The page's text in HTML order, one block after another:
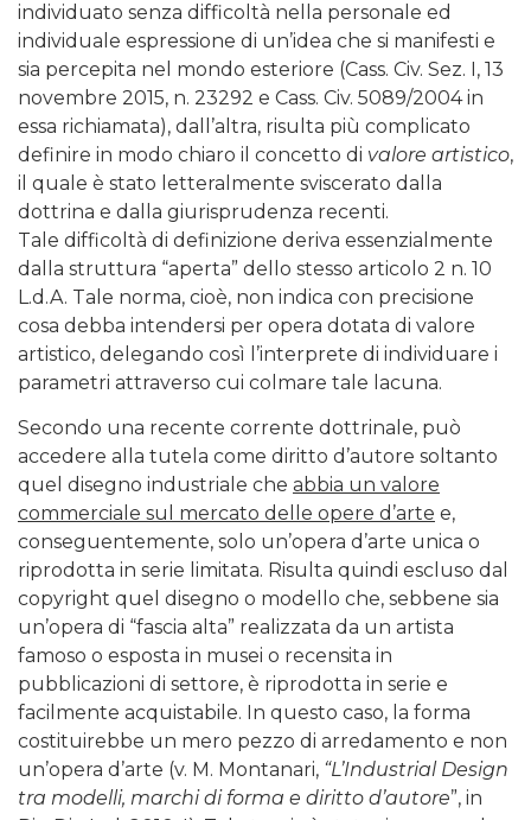
individuato senza difficoltà nella personale ed
individuale espressione di un’idea che si manifesti e
sia percepita nel mondo esteriore (Cass. Civ. Sez. I, 13
novembre 2015, n. 23292 e Cass. Civ. 5089/2004 in
essa richiamata), dall’altra, risulta più complicato
definire in modo chiaro il concetto di valore artistico,
il quale è stato letteralmente sviscerato dalla
dottrina e dalla giurisprudenza recenti.
Tale difficoltà di definizione deriva essenzialmente
dalla struttura “aperta” dello stesso articolo 2 n. 10
L.d.A. Tale norma, cioè, non indica con precisione
cosa debba intendersi per opera dotata di valore
artistico, delegando così l’interprete di individuare i
parametri attraverso cui colmare tale lacuna.
Secondo una recente corrente dottrinale, può
accedere alla tutela come diritto d’autore soltanto
quel disegno industriale che abbia un valore
commerciale sul mercato delle opere d’arte e,
conseguentemente, solo un’opera d’arte unica o
riprodotta in serie limitata. Risulta quindi escluso dal
copyright quel disegno o modello che, sebbene sia
un’opera di “fascia alta” realizzata da un artista
famoso o esposta in musei o recensita in
pubblicazioni di settore, è riprodotta in serie e
facilmente acquistabile. In questo caso, la forma
costituirebbe un mero pezzo di arredamento e non
un’opera d’arte (v. M. Montanari, “L’Industrial Design
tra modelli, marchi di forma e diritto d’autore”, in